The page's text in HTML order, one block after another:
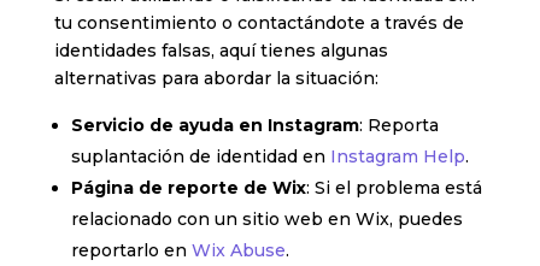
tu consentimiento o contactándote a través de
identidades falsas, aquí tienes algunas
alternativas para abordar la situación:
Servicio de ayuda en Instagram: Reporta
suplantación de identidad en Instagram Help.
Página de reporte de Wix: Si el problema está
relacionado con un sitio web en Wix, puedes
reportarlo en Wix Abuse.